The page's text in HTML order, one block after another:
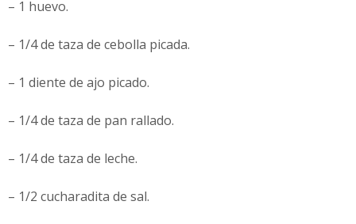
– 1 huevo.
– 1/4 de taza de cebolla picada.
– 1 diente de ajo picado.
– 1/4 de taza de pan rallado.
– 1/4 de taza de leche.
– 1/2 cucharadita de sal.